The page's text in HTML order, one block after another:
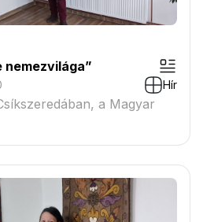
nemezvilága”
Hír
a Magyar